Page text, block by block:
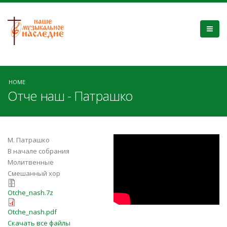
HOME
Отче наш - Патрашко
М. Патрашко
В начале собрания
Молитвенные
Смешанный хор
Otche_nash.7z
Otche_nash.7z
Otche_nash.pdf
Otche_nash.pdf
Скачать все файлы